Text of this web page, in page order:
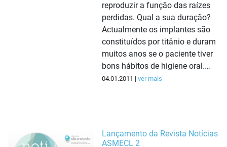
reproduzir a função das raízes
perdidas. Qual a sua duração?
Actualmente os implantes são
constituídos por titânio e duram
muitos anos se o paciente tiver
bons hábitos de higiene oral.…
04.01.2011 | ver mais
Lançamento da Revista Notícias
ASMECL 2